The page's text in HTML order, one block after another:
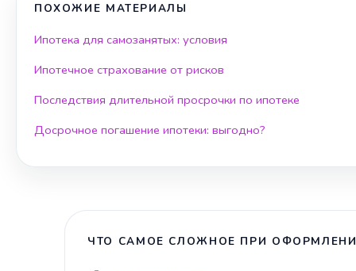
ПОХОЖИЕ МАТЕРИАЛЫ
Ипотека для самозанятых: условия
Ипотечное страхование от рисков
Последствия длительной просрочки по ипотеке
Досрочное погашение ипотеки: выгодно?
ЧТО САМОЕ СЛОЖНОЕ ПРИ